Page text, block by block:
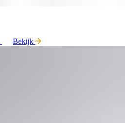
Bekijk